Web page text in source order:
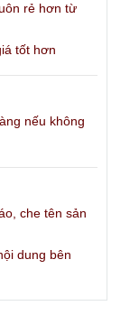
rẻ hơn từ
tốt hơn
nếu không
che tên sản
dung bên